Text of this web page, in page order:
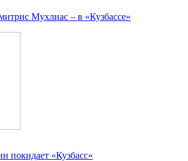
Мухлиас – в «Кузбассе»
покидает «Кузбасс»